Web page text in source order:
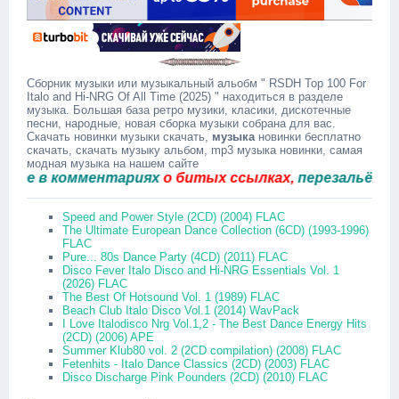
Сборник музыки или музыкальный альобм " RSDH Top 100 For
Italo and Hi-NRG Of All Time (2025) " находиться в разделе
музыка. Большая база ретро музики, класики, дискотечные
песни, народные, новая сборка музыки собрана для вас.
Скачать новинки музыки скачать, музыкановинки бесплатно
скачать, скачать музыку альбом, mp3 музыка новинки, самая
модная музыка на нашем сайте
комментарияхо битых ссылках,перезальём
Speed and Power Style (2CD) (2004) FLAC
The Ultimate European Dance Collection (6CD) (1993-1996)
FLAC
Pure... 80s Dance Party (4CD) (2011) FLAC
Disco Fever Italo Disco and Hi-NRG Essentials Vol. 1
(2026) FLAC
The Best Of Hotsound Vol. 1 (1989) FLAC
Beach Club Italo Disco Vol.1 (2014) WavPack
I Love Italodisco Nrg Vol.1,2 - The Best Dance Energy Hits
(2CD) (2006) APE
Summer Klub80 vol. 2 (2CD compilation) (2008) FLAC
Fetenhits - Italo Dance Classics (2CD) (2003) FLAC
Disco Discharge Pink Pounders (2CD) (2010) FLAC